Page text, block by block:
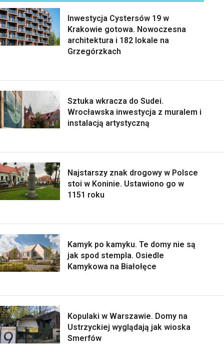
Inwestycja Cystersów 19 w
Krakowie gotowa. Nowoczesna
architektura i 182 lokale na
Grzegórzkach
Sztuka wkracza do Sudei.
Wrocławska inwestycja z muralem i
instalacją artystyczną
Najstarszy znak drogowy w Polsce
stoi w Koninie. Ustawiono go w
1151 roku
Kamyk po kamyku. Te domy nie są
jak spod stempla. Osiedle
Kamykowa na Białołęce
Kopulaki w Warszawie. Domy na
Ustrzyckiej wyglądają jak wioska
Smerfów